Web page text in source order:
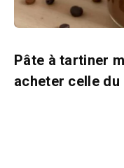
Pâte à tartiner
acheter celle